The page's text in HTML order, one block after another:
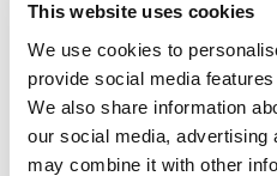
This website uses cookies
We use cookies to
provide social media
We also share information
our social media, advertising
may combine it with other
FOTOMETRÍAS